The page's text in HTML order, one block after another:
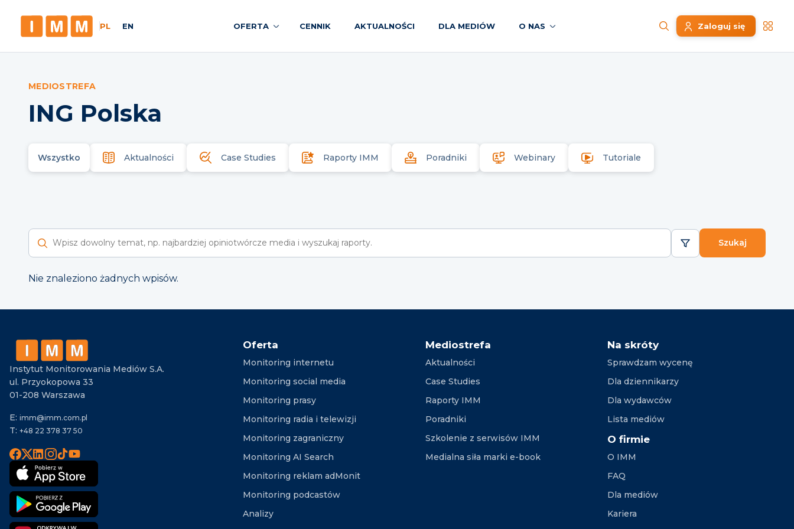
PL EN OFERTA CENNIK AKTUALNOŚCI DLA MEDIÓW O NAS Zaloguj się
MEDIOSTREFA
ING Polska
Wszystko Aktualności Case Studies Raporty IMM Poradniki Webinary Tutoriale
Wyszukaj raporty
Szukaj
Nie znaleziono żadnych wpisów.
Instytut Monitorowania Mediów S.A.
ul. Przyokopowa 33
01-208 Warszawa
E: imm@imm.com.pl
T: +48 22 378 37 50
Oferta
Monitoring internetu
Monitoring social media
Monitoring prasy
Monitoring radia i telewizji
Monitoring zagraniczny
Monitoring AI Search
Monitoring reklam adMonit
Monitoring podcastów
Analizy
Mediostrefa
Aktualności
Case Studies
Raporty IMM
Poradniki
Szkolenie z serwisów IMM
Medialna siła marki e-book
Na skróty
Sprawdzam wycenę
Dla dziennikarzy
Dla wydawców
Lista mediów
O firmie
O IMM
FAQ
Dla mediów
Kariera